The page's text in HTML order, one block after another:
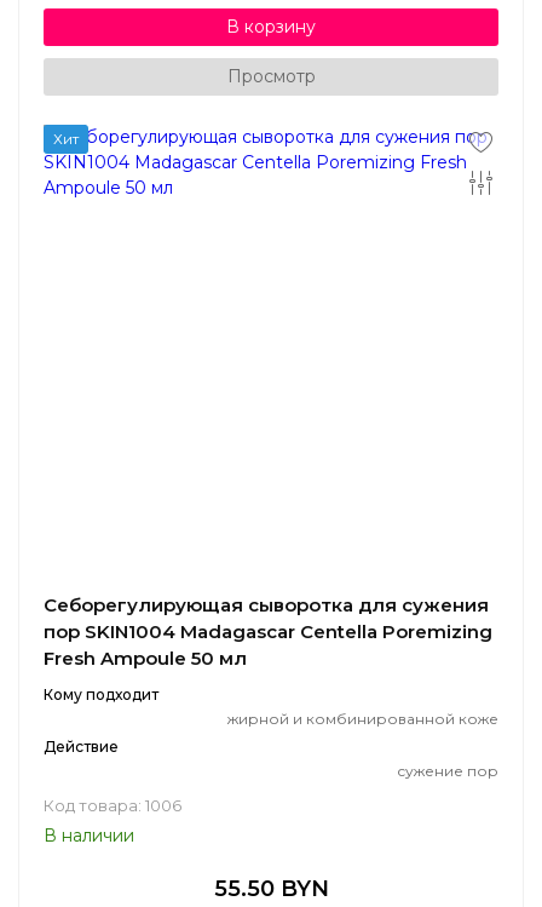
В корзину
Просмотр
Хит
Себорегулирующая сыворотка для сужения
пор SKIN1004 Madagascar Centella Poremizing
Fresh Ampoule 50 мл
Кому подходит
жирной и комбинированной коже
Действие
сужение пор
Код товара: 1006
В наличии
55.50 BYN